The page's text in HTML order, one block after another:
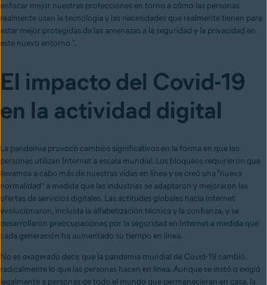
enfocar mejor nuestras protecciones en torno a cómo las personas
realmente usan la tecnología y las necesidades que realmente tienen para
estar mejor protegidas de las amenazas a la seguridad y la privacidad en
este nuevo entorno ".
El impacto del Covid-19
en la actividad digital
La pandemia provocó cambios significativos en la forma en que las
personas utilizan Internet a escala mundial. Los bloqueos requirieron que
llevamos a cabo más de nuestras vidas en línea y se creó una “nueva
normalidad” a medida que las industrias se adaptaron y mejoraron las
ofertas de servicios digitales. Las actitudes globales hacia Internet
evolucionaron, incluida la alfabetización técnica y la confianza, y se
desarrollaron preocupaciones por la seguridad en Internet a medida que
cada generación ha aumentado su tiempo en línea.
No es exagerado decir que la pandemia mundial de Covid-19 cambió
radicalmente lo que las personas hacen en línea. Aunque se instó o exigió
legalmente a personas de todo el mundo que permanecieran en casa, la